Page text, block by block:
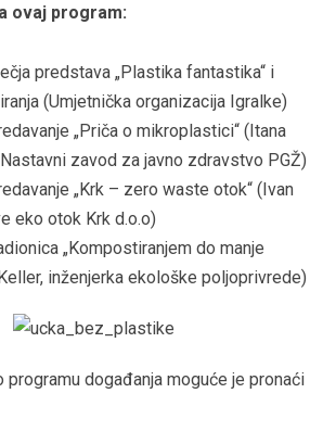
ovaj program:
predstava „Plastika fantastika“ i
(Umjetnička organizacija Igralke)
„Priča o mikroplastici“ (Itana
zavod za javno zdravstvo PGŽ)
„Krk – zero waste otok“ (Ivan
eko otok Krk d.o.o)
„Kompostiranjem do manje
inženjerka ekološke poljoprivrede)
programu događanja moguće je pronaći